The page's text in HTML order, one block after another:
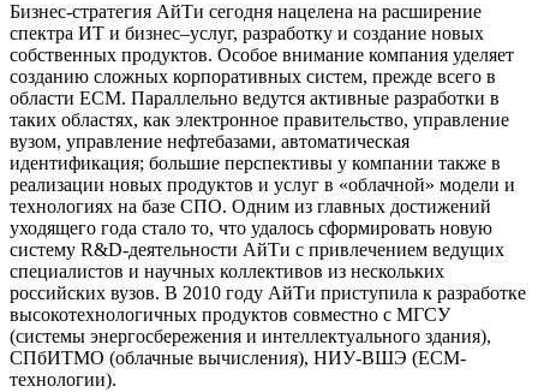
Бизнес-стратегия АйТи сегодня нацелена на расширение
спектра ИТ и бизнес–услуг, разработку и создание новых
собственных продуктов. Особое внимание компания уделяет
созданию сложных корпоративных систем, прежде всего в
области ЕСМ. Параллельно ведутся активные разработки в
таких областях, как электронное правительство, управление
вузом, управление нефтебазами, автоматическая
идентификация; большие перспективы у компании также в
реализации новых продуктов и услуг в «облачной» модели и
технологиях на базе СПО. Одним из главных достижений
уходящего года стало то, что удалось сформировать новую
систему R&D-деятельности АйТи с привлечением ведущих
специалистов и научных коллективов из нескольких
российских вузов. В 2010 году АйТи приступила к разработке
высокотехнологичных продуктов совместно с МГСУ
(системы энергосбережения и интеллектуального здания),
СПбИТМО (облачные вычисления), НИУ-ВШЭ (ЕСМ-
технологии).